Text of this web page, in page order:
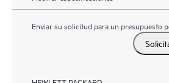
Enviar su solicitud para un presupuesto